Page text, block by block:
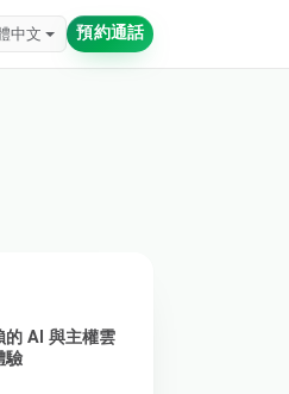
中文 預約通話
的 AI 與主權雲
驗